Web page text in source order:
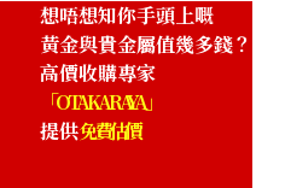
想唔想知你手頭上嘅
黃金與貴金屬值幾多錢？
高價收購專家
「OTAKARAYA」
提供免費估價